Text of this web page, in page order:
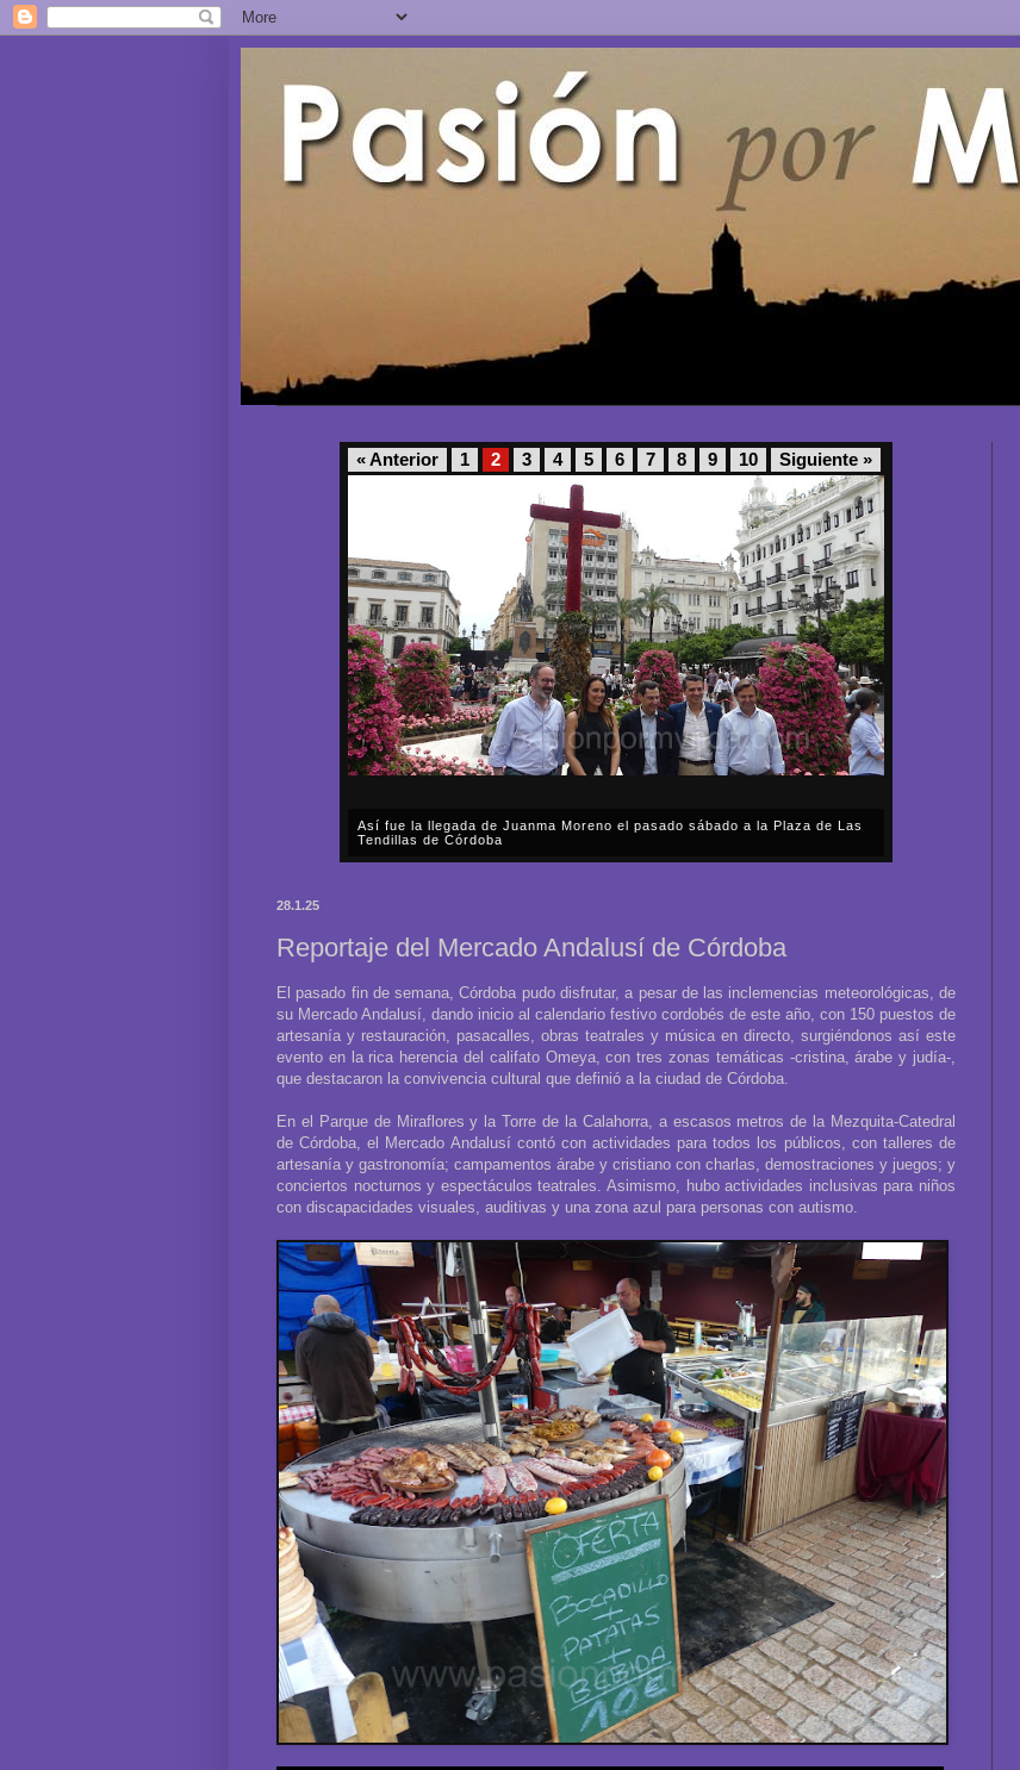
« Anterior 1 2 3 4 5 6 7 8 9 10 Siguiente »
Así fue la llegada de Juanma Moreno el pasado sábado a la Plaza de Las
Tendillas de Córdoba
28.1.25
Reportaje del Mercado Andalusí de Córdoba
El pasado fin de semana, Córdoba pudo disfrutar, a pesar de las inclemencias meteorológicas, de
su Mercado Andalusí, dando inicio al calendario festivo cordobés de este año, con 150 puestos de
artesanía y restauración, pasacalles, obras teatrales y música en directo, surgiéndonos así este
evento en la rica herencia del califato Omeya, con tres zonas temáticas -cristina, árabe y judía-,
que destacaron la convivencia cultural que definió a la ciudad de Córdoba.
En el Parque de Miraflores y la Torre de la Calahorra, a escasos metros de la Mezquita-Catedral
de Córdoba, el Mercado Andalusí contó con actividades para todos los públicos, con talleres de
artesanía y gastronomía; campamentos árabe y cristiano con charlas, demostraciones y juegos; y
conciertos nocturnos y espectáculos teatrales. Asimismo, hubo actividades inclusivas para niños
con discapacidades visuales, auditivas y una zona azul para personas con autismo.